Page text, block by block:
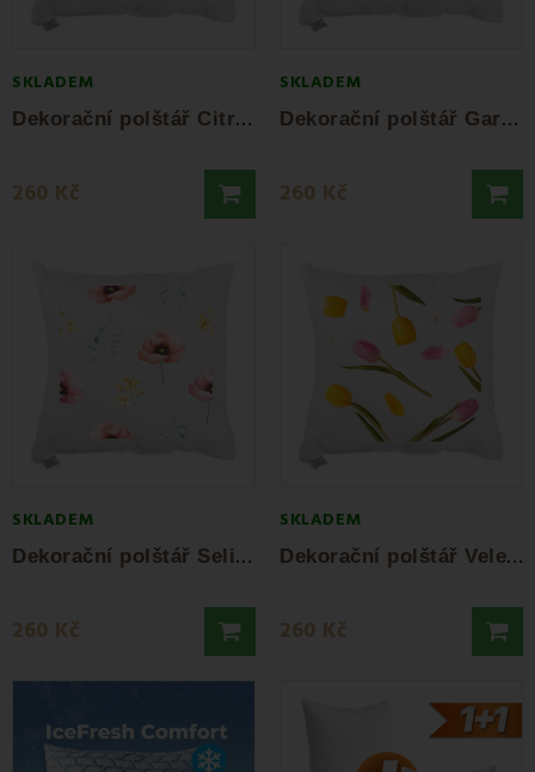
SKLADEM
D
ekorační polštář Citrine 40x40 cm EMI
260 Kč
SKLADEM
D
ekorační polštář Garden 40x40 cm EMI
260 Kč
SKLADEM
D
ekorační polštář Selina 40x40 cm EMI
260 Kč
SKLADEM
D
ekorační polštář Velery 40x40 cm EMI
260 Kč